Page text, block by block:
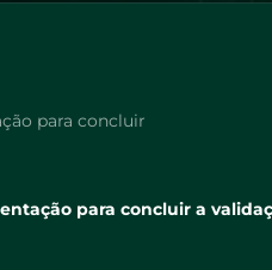
para concluir
para concluir a